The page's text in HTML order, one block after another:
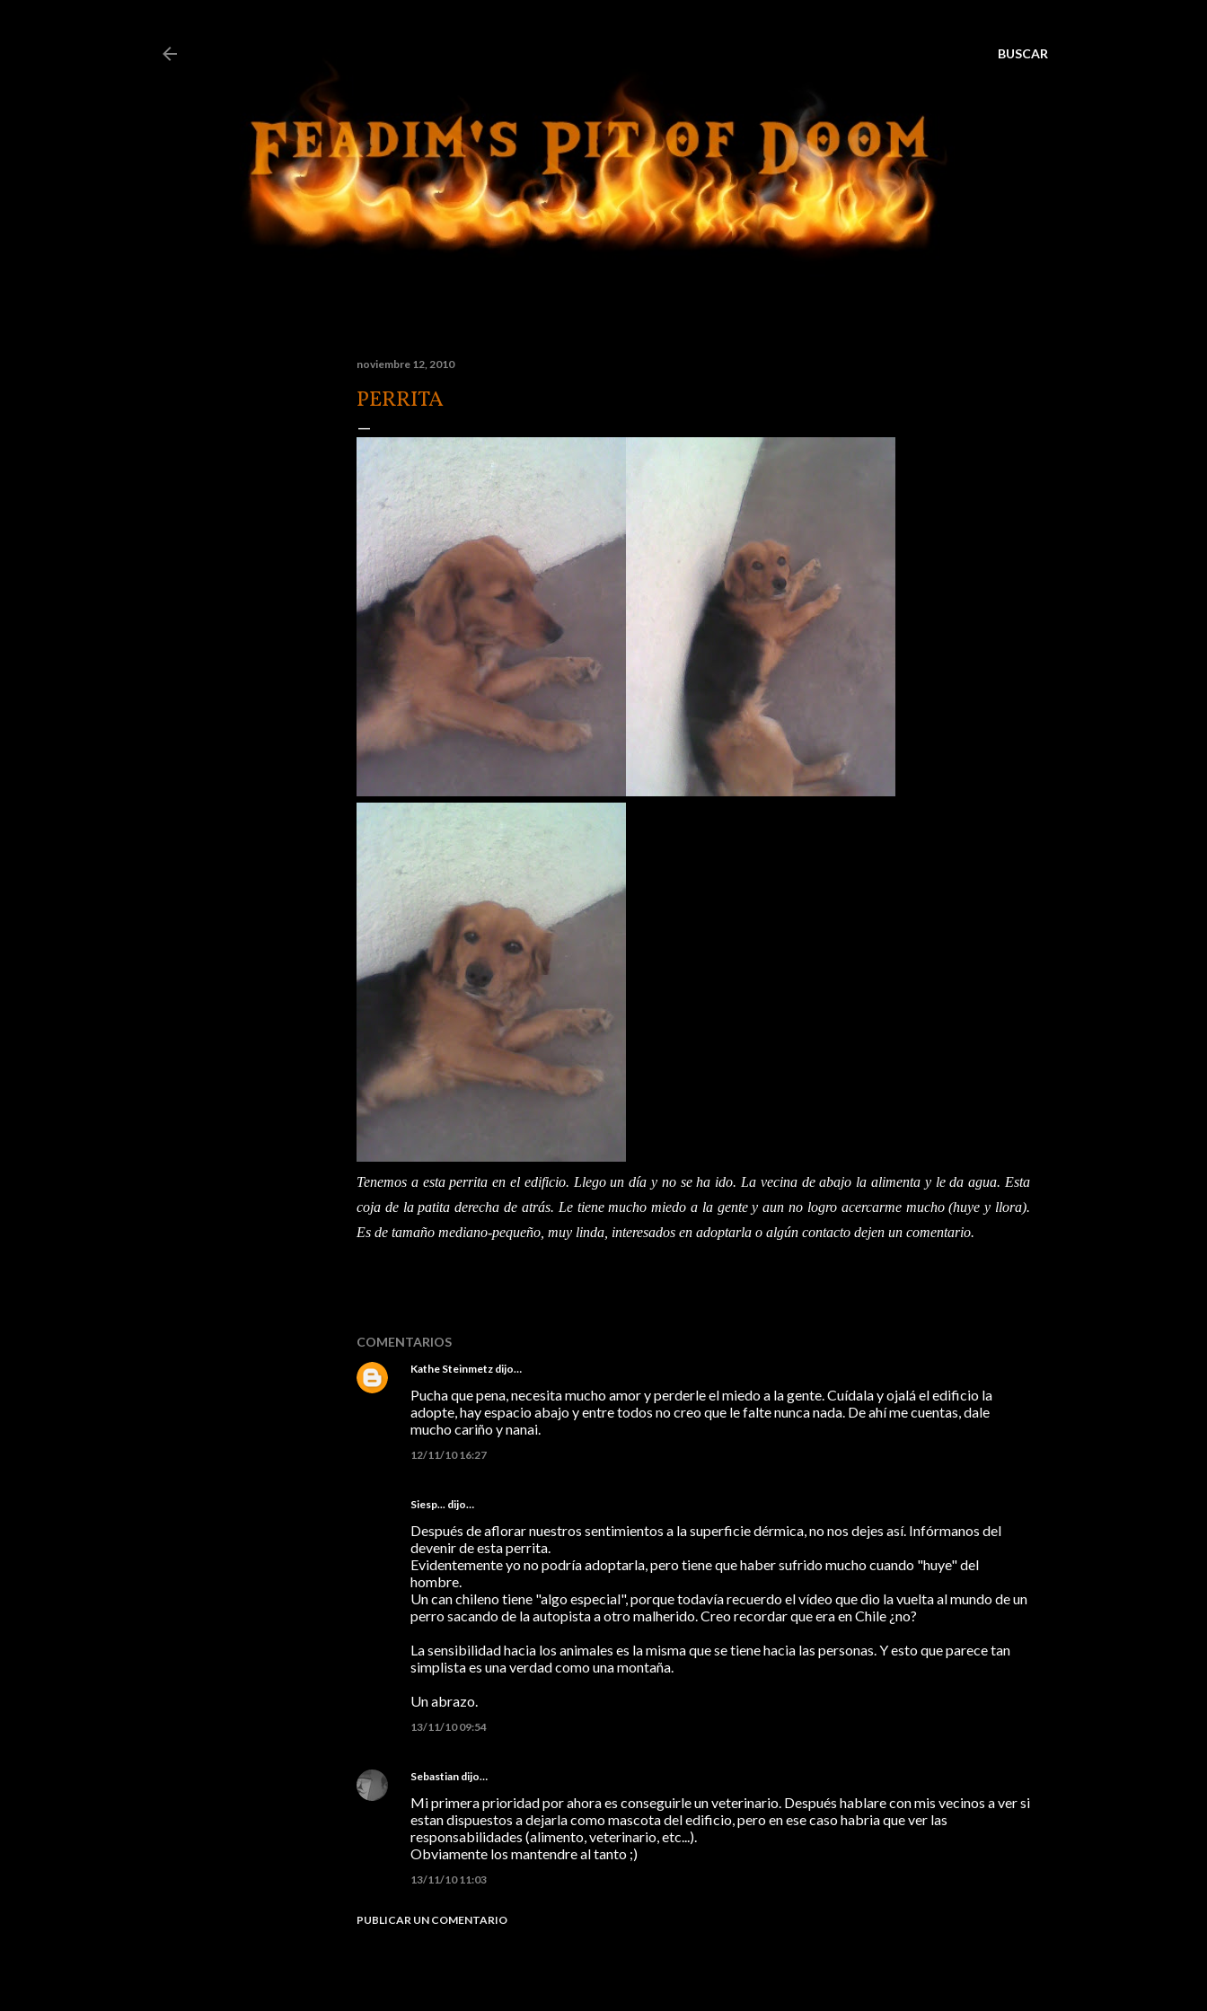
BUSCAR
noviembre 12, 2010
PERRITA
Tenemos a esta perrita en el edificio. Llego un día y no se ha ido. La vecina de abajo la alimenta y le da agua. Esta
coja de la patita derecha de atrás. Le tiene mucho miedo a la gente y aun no logro acercarme mucho (huye y llora).
Es de tamaño mediano-pequeño, muy linda, interesados en adoptarla o algún contacto dejen un comentario.
COMENTARIOS
Kathe Steinmetz dijo…
Pucha que pena, necesita mucho amor y perderle el miedo a la gente. Cuídala y ojalá el edificio la
adopte, hay espacio abajo y entre todos no creo que le falte nunca nada. De ahí me cuentas, dale
mucho cariño y nanai.
12/11/10 16:27
Siesp... dijo…
Después de aflorar nuestros sentimientos a la superficie dérmica, no nos dejes así. Infórmanos del
devenir de esta perrita.
Evidentemente yo no podría adoptarla, pero tiene que haber sufrido mucho cuando "huye" del
hombre.
Un can chileno tiene "algo especial", porque todavía recuerdo el vídeo que dio la vuelta al mundo de un
perro sacando de la autopista a otro malherido. Creo recordar que era en Chile ¿no?
La sensibilidad hacia los animales es la misma que se tiene hacia las personas. Y esto que parece tan
simplista es una verdad como una montaña.
Un abrazo.
13/11/10 09:54
Sebastian dijo…
Mi primera prioridad por ahora es conseguirle un veterinario. Después hablare con mis vecinos a ver si
estan dispuestos a dejarla como mascota del edificio, pero en ese caso habria que ver las
responsabilidades (alimento, veterinario, etc...).
Obviamente los mantendre al tanto ;)
13/11/10 11:03
PUBLICAR UN COMENTARIO